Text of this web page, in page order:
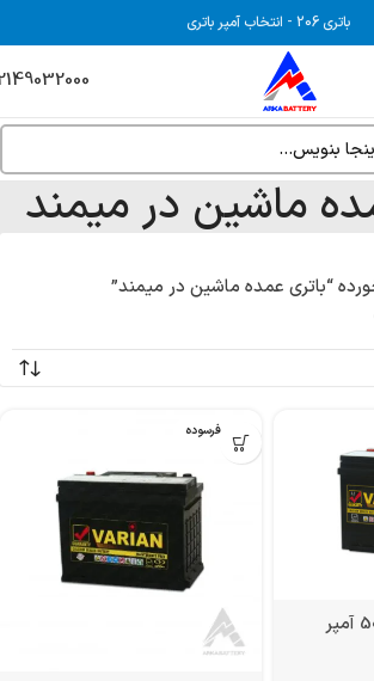
باتری 206 - انتخاب آمپر باتری
ماشین در میمند
“باتری عمده ماشین در میمند”
خرید عمده باتری 50L1 آمپر
بدون فرسوده